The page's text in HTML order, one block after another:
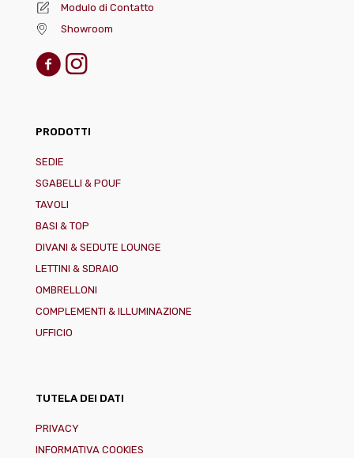
Modulo di Contatto
Showroom
PRODOTTI
SEDIE
SGABELLI & POUF
TAVOLI
BASI & TOP
DIVANI & SEDUTE LOUNGE
LETTINI & SDRAIO
OMBRELLONI
COMPLEMENTI & ILLUMINAZIONE
UFFICIO
TUTELA DEI DATI
PRIVACY
INFORMATIVA COOKIES